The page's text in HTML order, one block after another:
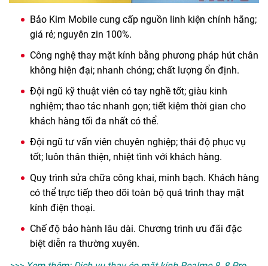
Bảo Kim Mobile cung cấp nguồn linh kiện chính hãng;
giá rẻ; nguyên zin 100%.
Công nghệ thay mặt kính bằng phương pháp hút chân
không hiện đại; nhanh chóng; chất lượng ổn định.
Đội ngũ kỹ thuật viên có tay nghề tốt; giàu kinh
nghiệm; thao tác nhanh gọn; tiết kiệm thời gian cho
khách hàng tối đa nhất có thể.
Đội ngũ tư vấn viên chuyên nghiệp; thái độ phục vụ
tốt; luôn thân thiện, nhiệt tình với khách hàng.
Quy trình sửa chữa công khai, minh bạch. Khách hàng
có thể trực tiếp theo dõi toàn bộ quá trình thay mặt
kính điện thoại.
Chế độ bảo hành lâu dài. Chương trình ưu đãi đặc
biệt diễn ra thường xuyên.